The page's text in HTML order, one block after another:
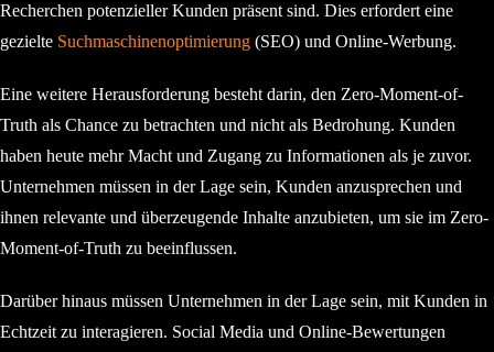
Recherchen potenzieller Kunden präsent sind. Dies erfordert eine
gezielte Suchmaschinenoptimierung(SEO) und Online-Werbung.
Eine weitere Herausforderung besteht darin, den Zero-Moment-of-
Truth als Chance zu betrachten und nicht als Bedrohung. Kunden
haben heute mehr Macht und Zugang zu Informationen als je zuvor.
Unternehmen müssen in der Lage sein, Kunden anzusprechen und
ihnen relevante und überzeugende Inhalte anzubieten, um sie im Zero-
Moment-of-Truth zu beeinflussen.
Darüber hinaus müssen Unternehmen in der Lage sein, mit Kunden in
Echtzeit zu interagieren. Social Media und Online-Bewertungen